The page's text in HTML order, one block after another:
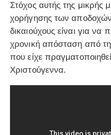
Στόχος αυτής της μικρής
χορήγησης των
δικαιούχους είναι για να
χρονική απόσταση από
που είχε
Χριστούγεννα.